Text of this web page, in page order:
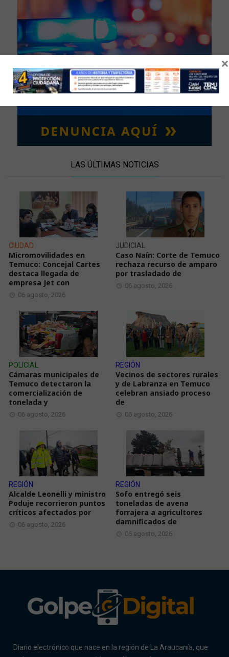
LAS ÚLTIMAS NOTICIAS
CIUDAD
Micromovilidades en
Temuco: Concejal Cartes
destaca llegada de
empresa Jet con
06 agosto, 2026
JUDICIAL
Caso Naín: Corte de Temuco
rechaza recurso de amparo
por trasladado de
06 agosto, 2026
POLICIAL
Cámaras municipales de
Temuco detectaron la
comercialización de
tonelada y
06 agosto, 2026
REGIÓN
Vecinos de sectores rurales
y de Labranza en Temuco
celebran ansiado proceso
de
06 agosto, 2026
REGIÓN
Alcalde Leonelli y ministro
Poduje recorrieron puntos
críticos afectados por
06 agosto, 2026
REGIÓN
Sofo entregó seis
toneladas de avena
forrajera a agricultores
damnificados de
06 agosto, 2026
Diario electrónico que nace en la región de La Araucanía, que
×